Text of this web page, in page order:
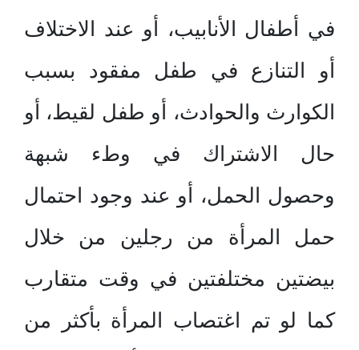
في أطفال الأنابيب، أو عند الاختلاف
أو التنازع في طفل مفقود بسبب
الكوارث والحوادث، أو طفل لقيط، أو
حال الاشتراك في وطء شبهة
وحصول الحمل، أو عند وجود احتمال
حمل المرأة من رجلين من خلال
بيضتين مختلفتين في وقت متقارب
كما لو تم اغتصاب المرأة بأكثر من